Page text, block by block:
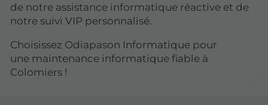
de notre assistance informatique réactive et de
notre suivi VIP personnalisé.
Choisissez Odiapason Informatique pour
une maintenance informatique fiable à
Colomiers !